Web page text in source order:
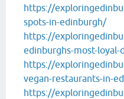
https://
spots-in-edinburgh/
https://
edinburghs-most-loyal-
https://
vegan-restaurants-in-
https://